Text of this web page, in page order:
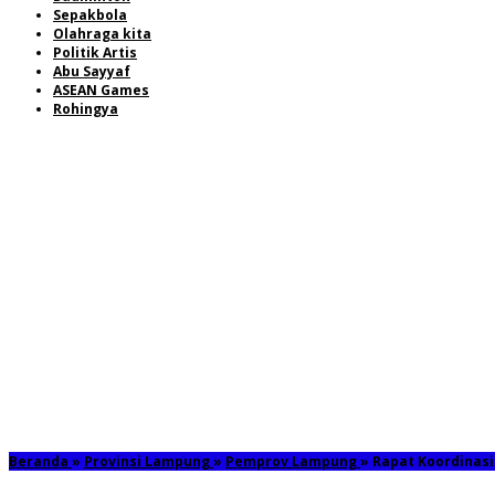
Sepakbola
Olahraga kita
Politik Artis
Abu Sayyaf
ASEAN Games
Rohingya
Beranda » Provinsi Lampung» Pemprov Lampung» Rapat